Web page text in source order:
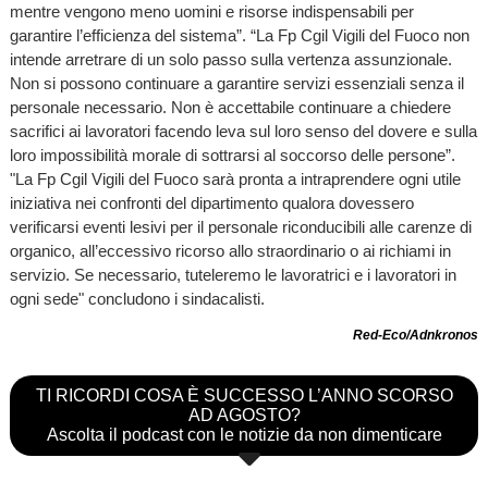
mentre vengono meno uomini e risorse indispensabili per
garantire l’efficienza del sistema”. “La Fp Cgil Vigili del Fuoco non
intende arretrare di un solo passo sulla vertenza assunzionale.
Non si possono continuare a garantire servizi essenziali senza il
personale necessario. Non è accettabile continuare a chiedere
sacrifici ai lavoratori facendo leva sul loro senso del dovere e sulla
loro impossibilità morale di sottrarsi al soccorso delle persone”.
"La Fp Cgil Vigili del Fuoco sarà pronta a intraprendere ogni utile
iniziativa nei confronti del dipartimento qualora dovessero
verificarsi eventi lesivi per il personale riconducibili alle carenze di
organico, all’eccessivo ricorso allo straordinario o ai richiami in
servizio. Se necessario, tuteleremo le lavoratrici e i lavoratori in
ogni sede" concludono i sindacalisti.
Red-Eco/Adnkronos
TI RICORDI COSA È SUCCESSO L’ANNO SCORSO
AD AGOSTO?
Ascolta il podcast con le notizie da non dimenticare